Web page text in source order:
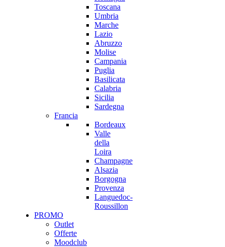
Toscana
Umbria
Marche
Lazio
Abruzzo
Molise
Campania
Puglia
Basilicata
Calabria
Sicilia
Sardegna
Francia
Bordeaux
Valle
della
Loira
Champagne
Alsazia
Borgogna
Provenza
Languedoc-
Roussillon
PROMO
Outlet
Offerte
Moodclub